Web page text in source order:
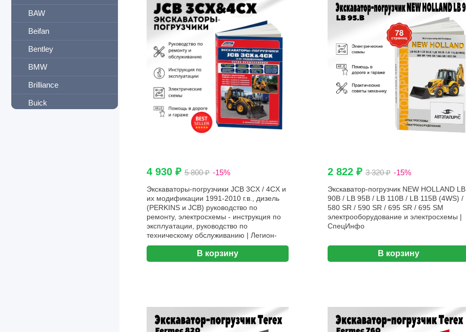
BAW
Beifan
Bentley
BMW
Brilliance
Buick
4 930 ₽5 800 ₽ -15%
Экскаваторы-погрузчики JCB 3CX / 4CX и
их модификации 1991-2010 г.в., дизель
(PERKINS и JCB) руководство по
ремонту, электросхемы - инструкция по
эксплуатации, руководство по
техническому обслуживанию | Легион-
Aвтодата
В корзину
2 822 ₽3 320 ₽ -15%
Экскаватор-погрузчик NEW HOLLAND LB
90B / LB 95B / LB 110B / LB 115B (4WS) /
580 SR / 590 SR / 695 SR / 695 SM
электрооборудование и электросхемы |
СпецИнфо
В корзину